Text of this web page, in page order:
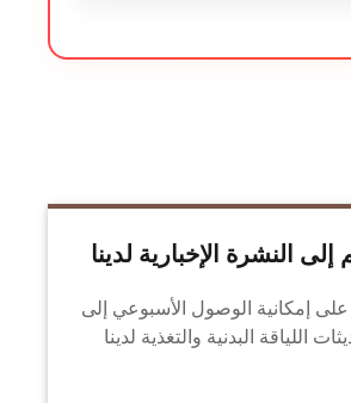
إلى النشرة الإخبارية لدينا
إمكانية الوصول الأسبوعي إلى